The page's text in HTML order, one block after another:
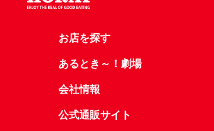
お店を探す
あるとき～！劇場
会社情報
公式通販サイト